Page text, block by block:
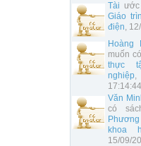
Tài
Giáo
điện,
Hoàng
muốn
thực
nghiệp,
17:14:44
Văn
có
khoa
15/09/